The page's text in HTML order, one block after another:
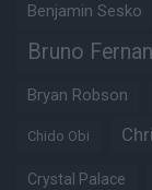
Benjamin Sesko
Bruno
Bryan Robson
Chido Obi
Crystal Palace